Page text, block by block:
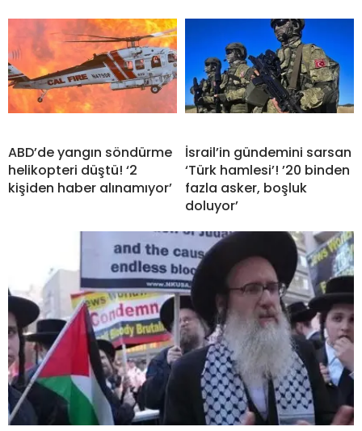
ABD’de yangın söndürme
helikopteri düştü! ‘2
kişiden haber alınamıyor’
İsrail’in gündemini sarsan
‘Türk hamlesi’! ’20 binden
fazla asker, boşluk
doluyor’